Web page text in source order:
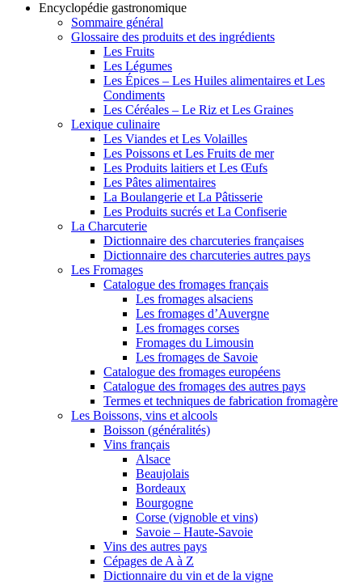
Encyclopédie gastronomique
Sommaire général
Glossaire des produits et des ingrédients
Les Fruits
Les Légumes
Les Épices – Les Huiles alimentaires et Les
Condiments
Les Céréales – Le Riz et Les Graines
Lexique culinaire
Les Viandes et Les Volailles
Les Poissons et Les Fruits de mer
Les Produits laitiers et Les Œufs
Les Pâtes alimentaires
La Boulangerie et La Pâtisserie
Les Produits sucrés et La Confiserie
La Charcuterie
Dictionnaire des charcuteries françaises
Dictionnaire des charcuteries autres pays
Les Fromages
Catalogue des fromages français
Les fromages alsaciens
Les fromages d’Auvergne
Les fromages corses
Fromages du Limousin
Les fromages de Savoie
Catalogue des fromages européens
Catalogue des fromages des autres pays
Termes et techniques de fabrication fromagère
Les Boissons, vins et alcools
Boisson (généralités)
Vins français
Alsace
Beaujolais
Bordeaux
Bourgogne
Corse (vignoble et vins)
Savoie – Haute-Savoie
Vins des autres pays
Cépages de A à Z
Dictionnaire du vin et de la vigne